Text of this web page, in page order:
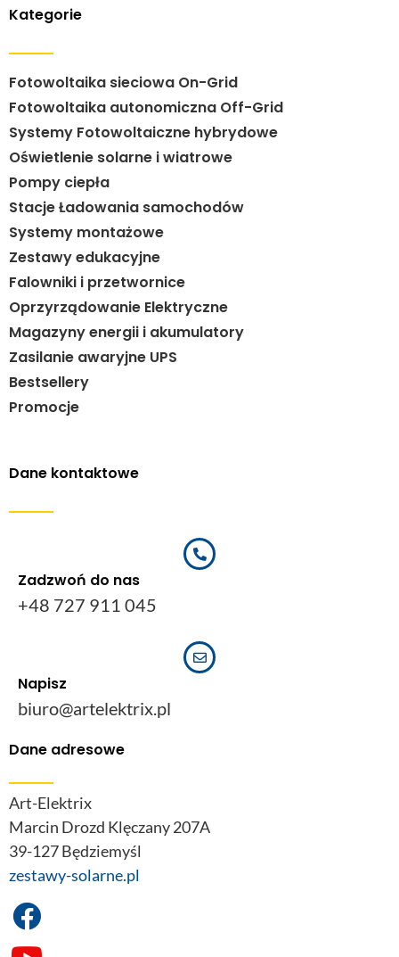
Kategorie
Fotowoltaika sieciowa On-Grid
Fotowoltaika autonomiczna Off-Grid
Systemy Fotowoltaiczne hybrydowe
Oświetlenie solarne i wiatrowe
Pompy ciepła
Stacje Ładowania samochodów
Systemy montażowe
Zestawy edukacyjne
Falowniki i przetwornice
Oprzyrządowanie Elektryczne
Magazyny energii i akumulatory
Zasilanie awaryjne UPS
Bestsellery
Promocje
Dane kontaktowe
Zadzwoń do nas
+48 727 911 045
Napisz
biuro@artelektrix.pl
Dane adresowe
Art-Elektrix
Marcin Drozd Klęczany 207A
39-127 Będziemyśl
zestawy-solarne.pl